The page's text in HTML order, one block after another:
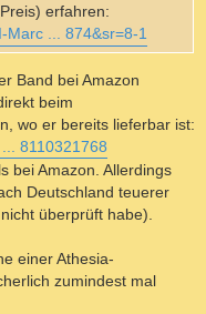
erfahren:
Marc ... 874&sr=8-1
Band bei Amazon
beim
wo er bereits lieferbar ist:
8110321768
bei Amazon. Allerdings
Deutschland teuerer
überprüft habe).
einer Athesia-
zumindest mal